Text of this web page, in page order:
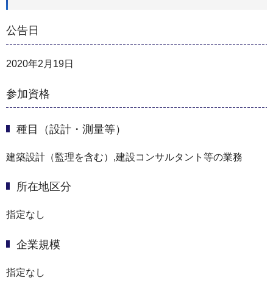
公告日
2020年2月19日
参加資格
種目（設計・測量等）
建築設計（監理を含む）,建設コンサルタント等の業務
所在地区分
指定なし
企業規模
指定なし